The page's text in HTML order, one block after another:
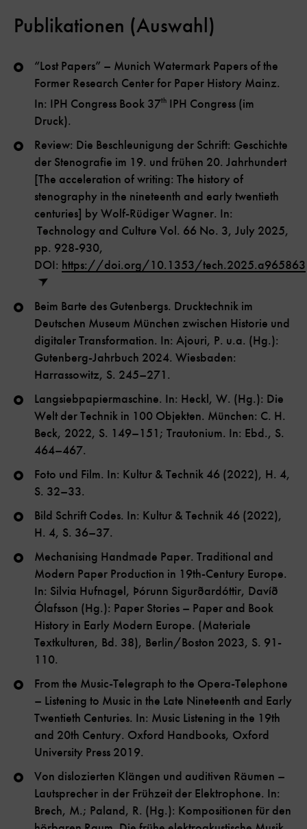
Publikationen (Auswahl)
“Lost Papers” – Munich Watermark Papers of the
Former Research Center for Paper History Mainz.
In: IPH Congress Book 37th IPH Congress (im
Druck).
Review: Die Beschleunigung der Schrift: Geschichte
der Stenografie im 19. und frühen 20. Jahrhundert
[The acceleration of writing: The history of
stenography in the nineteenth and early twentieth
centuries] by Wolf-Rüdiger Wagner. In:
Technology and Culture Vol. 66 No. 3, July 2025,
pp. 928-930,
DOI: https://doi.org/10.1353/tech.2025.a965863
Beim Barte des Gutenbergs. Drucktechnik im
Deutschen Museum München zwischen Historie und
digitaler Transformation. In: Ajouri, P. u.a. (Hg.):
Gutenberg-Jahrbuch 2024. Wiesbaden:
Harrassowitz, S. 245–271.
Langsiebpapiermaschine. In: Heckl, W. (Hg.): Die
Welt der Technik in 100 Objekten. München: C. H.
Beck, 2022, S. 149–151; Trautonium. In: Ebd., S.
464–467.
Foto und Film. In: Kultur & Technik 46 (2022), H. 4,
S. 32–33.
Bild Schrift Codes. In: Kultur & Technik 46 (2022),
H. 4, S. 36–37.
Mechanising Handmade Paper. Traditional and
Modern Paper Production in 19th-Century Europe.
In: Silvia Hufnagel, Þórunn Sigurðardóttir, Davíð
Ólafsson (Hg.): Paper Stories – Paper and Book
History in Early Modern Europe. (Materiale
Textkulturen, Bd. 38), Berlin/Boston 2023, S. 91-
110.
From the Music-Telegraph to the Opera-Telephone
– Listening to Music in the Late Nineteenth and Early
Twentieth Centuries. In: Music Listening in the 19th
and 20th Century. Oxford Handbooks, Oxford
University Press 2019.
Von dislozierten Klängen und auditiven Räumen –
Lautsprecher in der Frühzeit der Elektrophone. In:
Brech, M.; Paland, R. (Hg.): Kompositionen für den